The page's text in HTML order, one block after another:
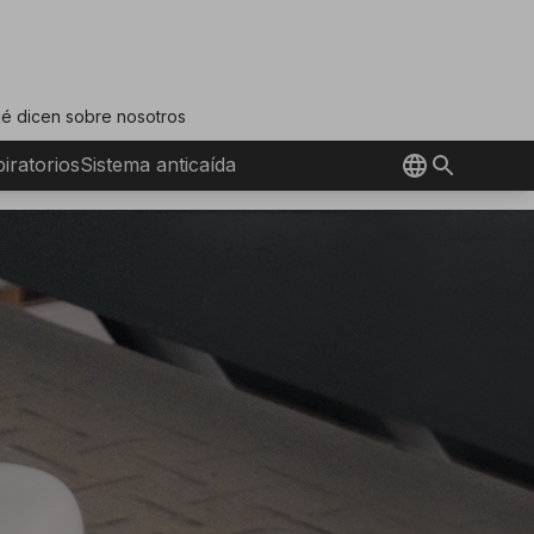
dicen sobre nosotros
Sistema anticaída